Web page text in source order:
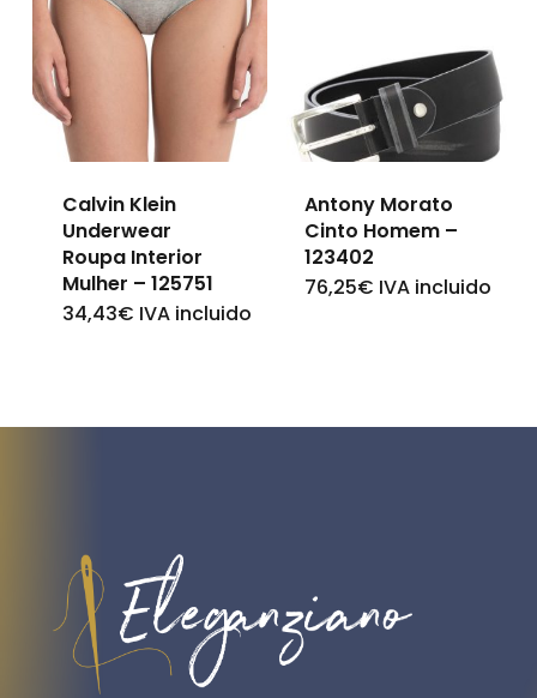
The
options
on
the
product
The
options
may
be
chosen
on
the
Calvin Klein
Underwear
Roupa Interior
Mulher – 125751
34,43€ IVA incluido
This
multiple
may
be
chosen
Antony Morato
Cinto Homem –
123402
76,25€ IVA incluido
This